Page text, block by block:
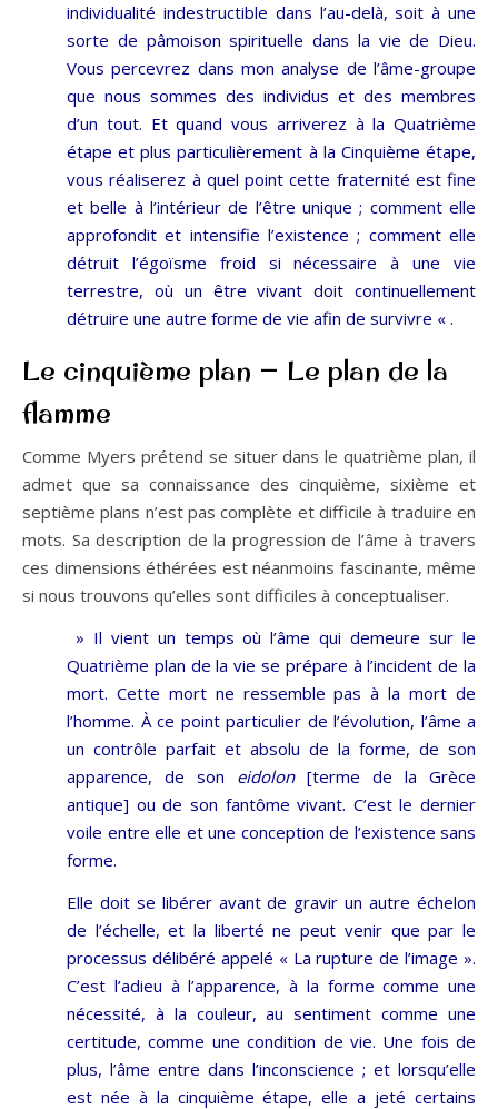
individualité indestructible dans l’au-delà, soit à une
sorte de pâmoison spirituelle dans la vie de Dieu.
Vous percevrez dans mon analyse de l’âme-groupe
que nous sommes des individus et des membres
d’un tout. Et quand vous arriverez à la Quatrième
étape et plus particulièrement à la Cinquième étape,
vous réaliserez à quel point cette fraternité est fine
et belle à l’intérieur de l’être unique ; comment elle
approfondit et intensifie l’existence ; comment elle
détruit l’égoïsme froid si nécessaire à une vie
terrestre, où un être vivant doit continuellement
détruire une autre forme de vie afin de survivre « .
Le cinquième plan — Le plan de la
flamme
Comme Myers prétend se situer dans le quatrième plan, il
admet que sa connaissance des cinquième, sixième et
septième plans n’est pas complète et difficile à traduire en
mots. Sa description de la progression de l’âme à travers
ces dimensions éthérées est néanmoins fascinante, même
si nous trouvons qu’elles sont difficiles à conceptualiser.
» Il vient un temps où l’âme qui demeure sur le
Quatrième plan de la vie se prépare à l’incident de la
mort. Cette mort ne ressemble pas à la mort de
l’homme. À ce point particulier de l’évolution, l’âme a
un contrôle parfait et absolu de la forme, de son
apparence, de son eidolon[terme de la Grèce
antique] ou de son fantôme vivant. C’est le dernier
voile entre elle et une conception de l’existence sans
forme.
Elle doit se libérer avant de gravir un autre échelon
de l’échelle, et la liberté ne peut venir que par le
processus délibéré appelé « La rupture de l’image ».
C’est l’adieu à l’apparence, à la forme comme une
nécessité, à la couleur, au sentiment comme une
certitude, comme une condition de vie. Une fois de
plus, l’âme entre dans l’inconscience ; et lorsqu’elle
est née à la cinquième étape, elle a jeté certains